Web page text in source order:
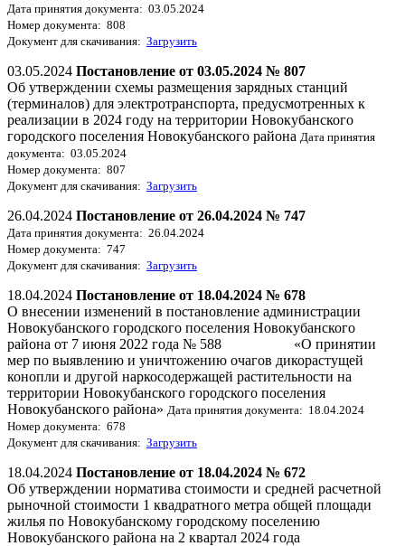
Дата принятия документа: 03.05.2024
Номер документа: 808
Документ для скачивания: Загрузить
03.05.2024 Постановление от 03.05.2024 № 807
Об утверждении схемы размещения зарядных станций
(терминалов) для электротранспорта, предусмотренных к
реализации в 2024 году на территории Новокубанского
городского поселения Новокубанского района Дата принятия
документа: 03.05.2024
Номер документа: 807
Документ для скачивания: Загрузить
26.04.2024 Постановление от 26.04.2024 № 747
Дата принятия документа: 26.04.2024
Номер документа: 747
Документ для скачивания: Загрузить
18.04.2024 Постановление от 18.04.2024 № 678
О внесении изменений в постановление администрации
Новокубанского городского поселения Новокубанского
района от 7 июня 2022 года № 588 «О принятии
мер по выявлению и уничтожению очагов дикорастущей
конопли и другой наркосодержащей растительности на
территории Новокубанского городского поселения
Новокубанского района» Дата принятия документа: 18.04.2024
Номер документа: 678
Документ для скачивания: Загрузить
18.04.2024 Постановление от 18.04.2024 № 672
Об утверждении норматива стоимости и средней расчетной
рыночной стоимости 1 квадратного метра общей площади
жилья по Новокубанскому городскому поселению
Новокубанского района на 2 квартал 2024 года